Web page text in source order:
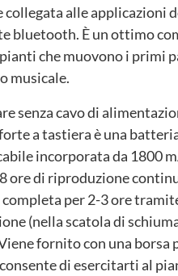
collegata alle applicazioni
bluetooth. È un ottimo
che muovono i primi
musicale.
senza cavo di
a tastiera è una
incorporata da 1800
ore di riproduzione
completa per 2-3 ore
(nella scatola di
fornito con una borsa
di esercitarti al